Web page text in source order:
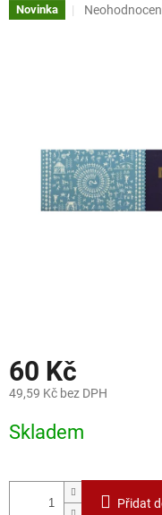
Novinka
Průměrné
60 Kč
49,59 Kč bez DPH
cena:
Skladem
Přidat